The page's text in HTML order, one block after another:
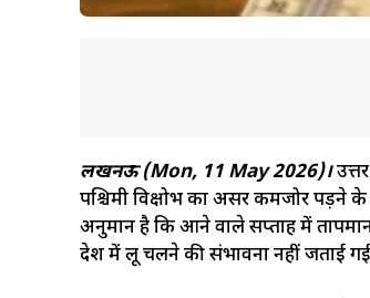
लखनऊ (Mon, 11 May 2026)।
पश्चिमी विक्षोभ का असर कमजोर पड़ने
अनुमान है कि आने वाले सप्ताह में
प्रदेश में लू चलने की संभावना नहीं जताई